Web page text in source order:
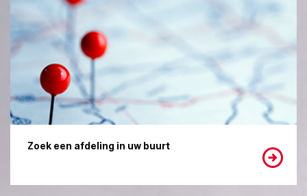
Zoek een afdeling in uw buurt